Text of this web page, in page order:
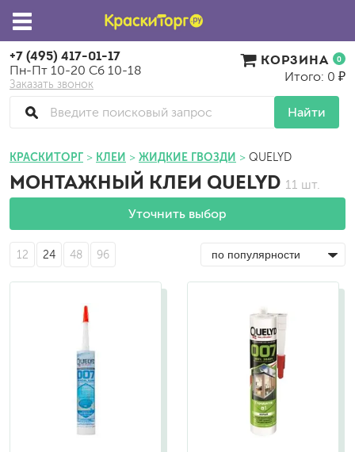
+7 (495) 417-01-17
Пн-Пт 10-20 Сб 10-18
Заказать звонок
Найти
КОРЗИНА 0
Итого: 0 ₽
КРАСКИТОРГ КЛЕИ ЖИДКИЕ ГВОЗДИ QUELYD
МОНТАЖНЫЙ КЛЕИ QUELYD 11 шт.
Уточнить выбор
12 24 48 96